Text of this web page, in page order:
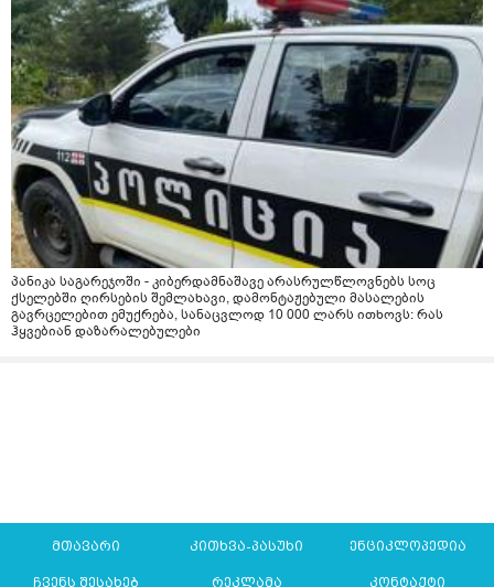
პანიკა საგარეჯოში - კიბერდამნაშავე არასრულწლოვნებს სოც
ქსელებში ღირსების შემლახავი, დამონტაჟებული მასალების
გავრცელებით ემუქრება, სანაცვლოდ 10 000 ლარს ითხოვს: რას
ჰყვებიან დაზარალებულები
მთავარი კითხვა-პასუხი ენციკლოპედია
ჩვენს შესახებ რეკლამა კონტაქტი